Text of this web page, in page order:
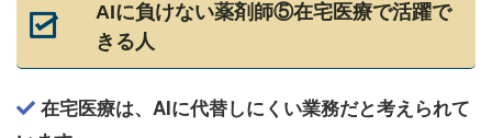
AIに負けない薬剤師⑤在宅医療で活躍で
きる人
在宅医療は、 AIに代替しにくい業務だと考えられて